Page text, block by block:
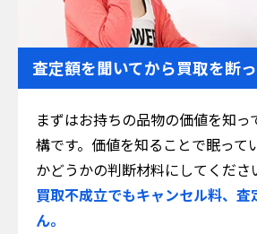
査定額を聞いてから買取を断
まずはお持ちの品物の価値を知っ
構です。価値を知ることで眠って
かどうかの判断材料にしてくださ
買取不成立でもキャンセル料、査
ん。